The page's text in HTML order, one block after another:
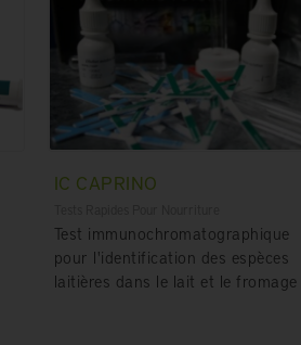
IC CAPRINO
Test immunochromatographique
pour l'identification des espèces
laitières dans le lait et le fromage